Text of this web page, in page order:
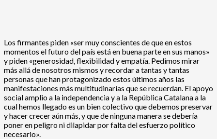
Los firmantes piden «ser muy conscientes de que en estos
momentos el futuro del país está en buena parte en sus manos»
y piden «generosidad, flexibilidad y empatía. Pedimos mirar
más allá de nosotros mismos y recordar a tantas y tantas
personas que han protagonizado estos últimos años las
manifestaciones más multitudinarias que se recuerdan. El apoyo
social amplio a la independencia y a la República Catalana a la
cual hemos llegado es un bien colectivo que debemos preservar
y hacer crecer aún más, y que de ninguna manera se debería
poner en peligro ni dilapidar por falta del esfuerzo político
necesario».